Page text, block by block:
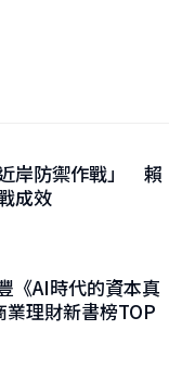
岸防禦作戰」 賴
成效
《AI時代的資本真
理財新書榜TOP